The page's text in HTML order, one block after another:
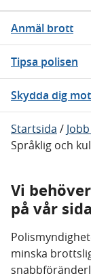
Anmäl brott
Tipsa polisen
Skydda dig
Startsida /
Språklig och
Vi
på vår sida
minska